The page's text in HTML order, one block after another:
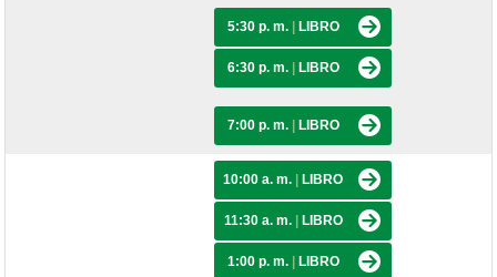
5:30 p. m. LIBRO
6:30 p. m. LIBRO
7:00 p. m. LIBRO
10:00 a. m. LIBRO
11:30 a. m. LIBRO
1:00 p. m. LIBRO